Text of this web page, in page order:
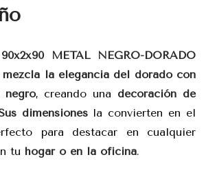
90x2x90 METAL NEGRO-DORADO
mezcla la elegancia del dorado con
negro, creando una decoración de
dimensionesla convierten en el
para destacar en cualquier
tu hogar o en la oficina.